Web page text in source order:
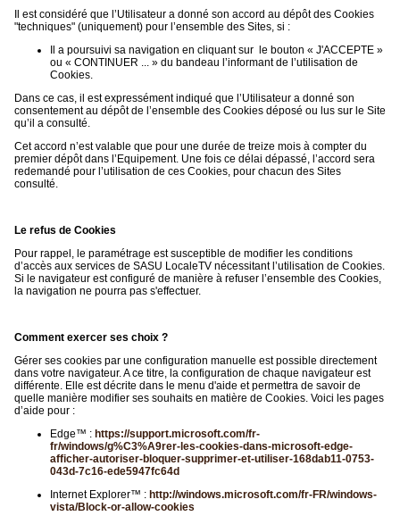
Il est considéré que l’Utilisateur a donné son accord au dépôt des Cookies
"techniques" (uniquement) pour l’ensemble des Sites, si :
Il a poursuivi sa navigation en cliquant sur le bouton « J'ACCEPTE »
ou « CONTINUER ... » du bandeau l’informant de l’utilisation de
Cookies.
Dans ce cas, il est expressément indiqué que l’Utilisateur a donné son
consentement au dépôt de l’ensemble des Cookies déposé ou lus sur le Site
qu’il a consulté.
Cet accord n’est valable que pour une durée de treize mois à compter du
premier dépôt dans l’Equipement. Une fois ce délai dépassé, l’accord sera
redemandé pour l’utilisation de ces Cookies, pour chacun des Sites
consulté.
Le refus de Cookies
Pour rappel, le paramétrage est susceptible de modifier les conditions
d’accès aux services de SASU LocaleTV nécessitant l’utilisation de Cookies.
Si le navigateur est configuré de manière à refuser l’ensemble des Cookies,
la navigation ne pourra pas s'effectuer.
Comment exercer ses choix ?
Gérer ses cookies par une configuration manuelle est possible directement
dans votre navigateur. A ce titre, la configuration de chaque navigateur est
différente. Elle est décrite dans le menu d'aide et permettra de savoir de
quelle manière modifier ses souhaits en matière de Cookies. Voici les pages
d’aide pour :
Edge™ : https://support.microsoft.com/fr-
fr/windows/g%C3%A9rer-les-cookies-dans-microsoft-edge-
afficher-autoriser-bloquer-supprimer-et-utiliser-168dab11-0753-
043d-7c16-ede5947fc64d
Internet Explorer™ : http://windows.microsoft.com/fr-FR/windows-
vista/Block-or-allow-cookies